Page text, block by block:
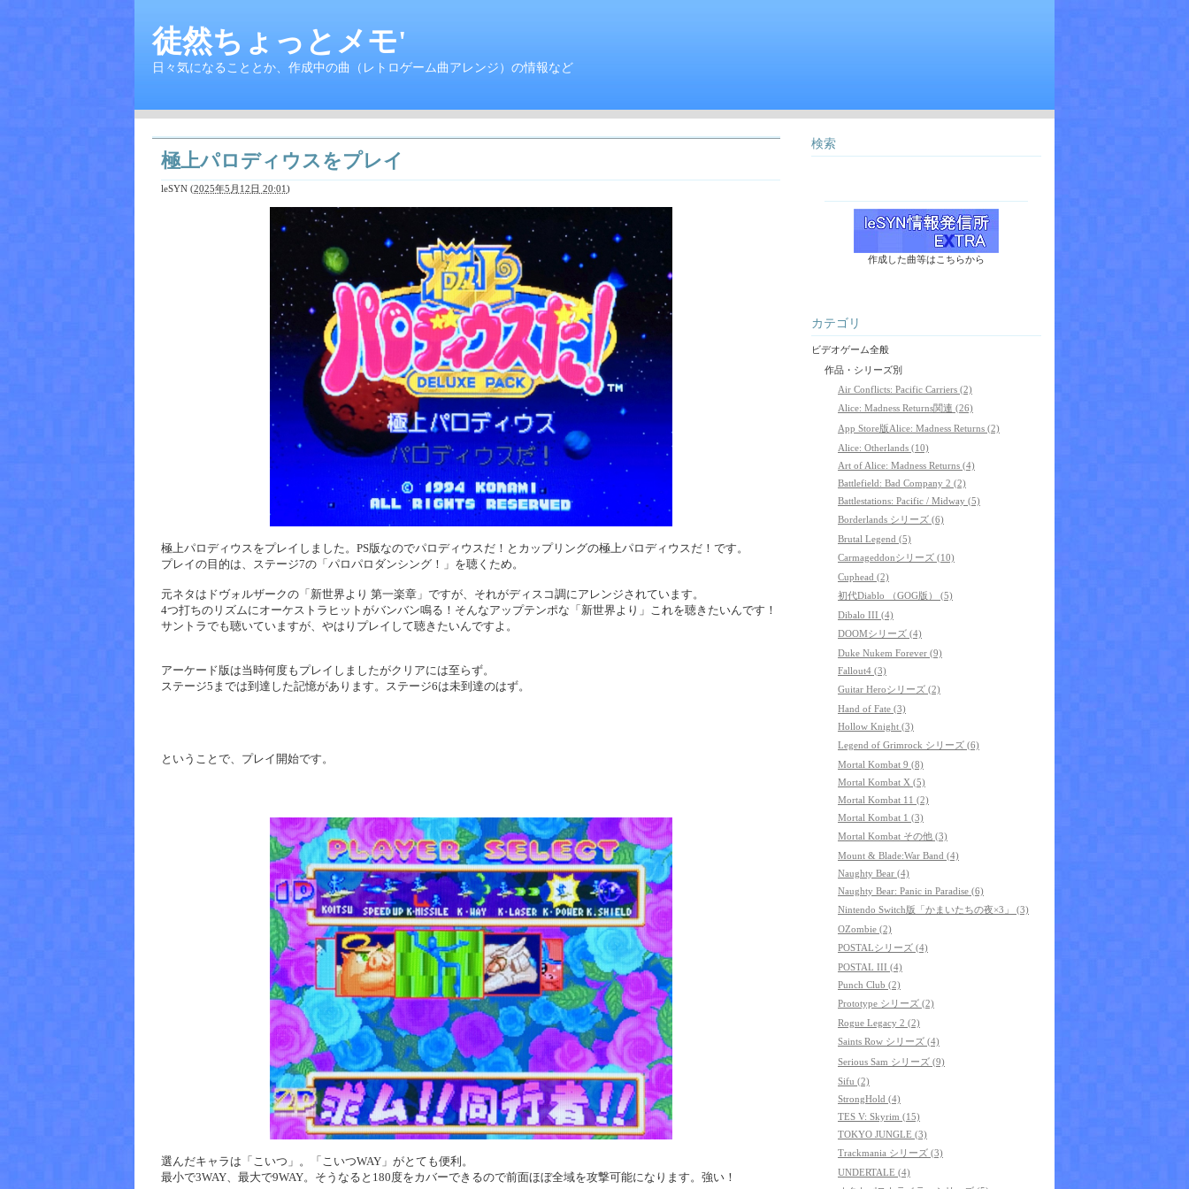
徒然ちょっとメモ'
日々気になることとか、作成中の曲（レトロゲーム曲アレンジ）の情報など
極上パロディウスをプレイ
leSYN (2025年5月12日 20:01)
極上パロディウスをプレイしました。PS版なのでパロディウスだ！とカップリングの極上パロディウスだ！です。
プレイの目的は、ステージ7の「パロパロダンシング！」を聴くため。
元ネタはドヴォルザークの「新世界より 第一楽章」ですが、それがディスコ調にアレンジされています。
4つ打ちのリズムにオーケストラヒットがバンバン鳴る！そんなアップテンポな「新世界より」これを聴きたいんです！
サントラでも聴いていますが、やはりプレイして聴きたいんですよ。
アーケード版は当時何度もプレイしましたがクリアには至らず。
ステージ5までは到達した記憶があります。ステージ6は未到達のはず。
ということで、プレイ開始です。
選んだキャラは「こいつ」。「こいつWAY」がとても便利。
最小で3WAY、最大で9WAY。そうなると180度をカバーできるので前面ほぼ全域を攻撃可能になります。強い！
検索
作成した曲等はこちらから
カテゴリ
ビデオゲーム全般
作品・シリーズ別
Air Conflicts: Pacific Carriers (2)
Alice: Madness Returns関連 (26)
App Store版Alice: Madness Returns (2)
Alice: Otherlands (10)
Art of Alice: Madness Returns (4)
Battlefield: Bad Company 2 (2)
Battlestations: Pacific / Midway (5)
Borderlands シリーズ (6)
Brutal Legend (5)
Carmageddonシリーズ (10)
Cuphead (2)
初代Diablo （GOG版） (5)
Dibalo III (4)
DOOMシリーズ (4)
Duke Nukem Forever (9)
Fallout4 (3)
Guitar Heroシリーズ (2)
Hand of Fate (3)
Hollow Knight (3)
Legend of Grimrock シリーズ (6)
Mortal Kombat 9 (8)
Mortal Kombat X (5)
Mortal Kombat 11 (2)
Mortal Kombat 1 (3)
Mortal Kombat その他 (3)
Mount & Blade:War Band (4)
Naughty Bear (4)
Naughty Bear: Panic in Paradise (6)
Nintendo Switch版「かまいたちの夜×3」 (3)
OZombie (2)
POSTALシリーズ (4)
POSTAL III (4)
Punch Club (2)
Prototype シリーズ (2)
Rogue Legacy 2 (2)
Saints Row シリーズ (4)
Serious Sam シリーズ (9)
Sifu (2)
StrongHold (4)
TES V: Skyrim (15)
TOKYO JUNGLE (3)
Trackmania シリーズ (3)
UNDERTALE (4)